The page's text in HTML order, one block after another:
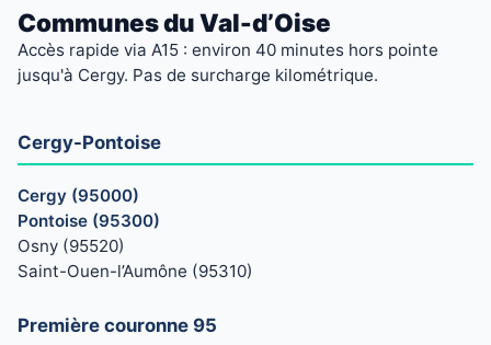
Communes du Val-d’Oise
Accès rapide via A15 : environ 40 minutes hors pointe
jusqu'à Cergy. Pas de surcharge kilométrique.
Cergy-Pontoise
Cergy (95000)
Pontoise (95300)
Osny (95520)
Saint-Ouen-l’Aumône (95310)
Première couronne 95